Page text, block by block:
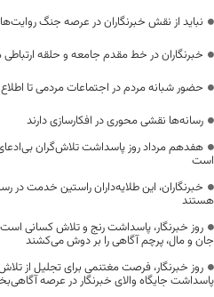
نباید از نقش خبرنگاران در عرصه جنگ
خبرنگاران در خط مقدم جامعه و حلقه
حضور شبانه مردم در اجتماعات مردمی تا اطلاع
رسانه‌ها نقشی محوری در افکارسازی دارند
هفدهم مرداد روز پاسداشت تلاش‌گران
است
خبرنگاران، این طلایه‌داران راستین خدمت در
هستند
روز خبرنگار، پاسداشت رنج و تلاش کسانی
جان و مال، پرچم آگاهی را بر دوش می‌کشند
روز خبرنگار، فرصت مغتنمی برای تجلیل از
پاسداشت جایگاه والای خبرنگار در عرصه